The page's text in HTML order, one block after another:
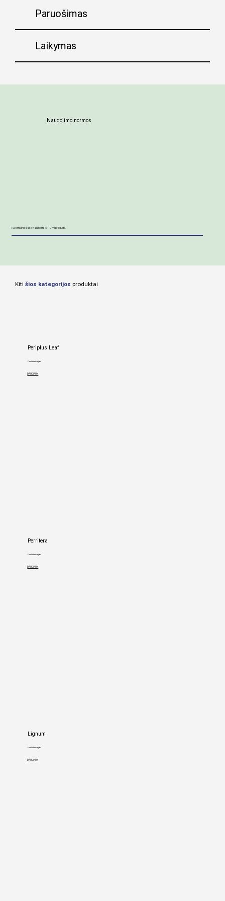
Paruošimas
Laikymas
Naudojimo normos
100 l mišinio bake naudokite 5–10 ml produkto.
Kitišios kategorijos produktai
Periplus Leaf
Pasiskleidėjas
DAUGIAU >
Perritera
Pasiskleidėjas
DAUGIAU >
Lignum
Pasiskleidėjas
DAUGIAU >